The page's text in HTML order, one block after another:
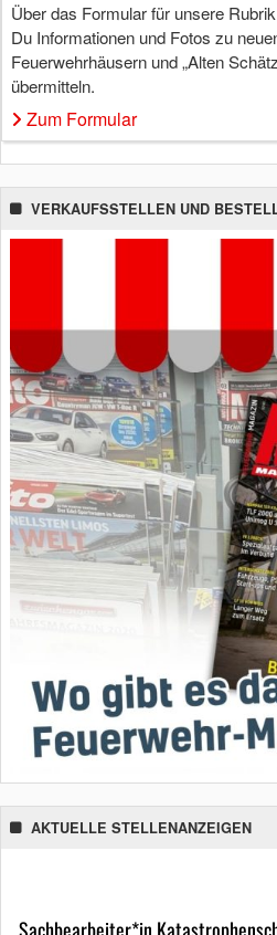
Über das Formular für unsere
Du Informationen und Fotos zu
Feuerwehrhäusern und „Alten
übermitteln.
Zum Formular
VERKAUFSSTELLEN UND
AKTUELLE STELLENANZEIGEN
Sachbearbeiter*in